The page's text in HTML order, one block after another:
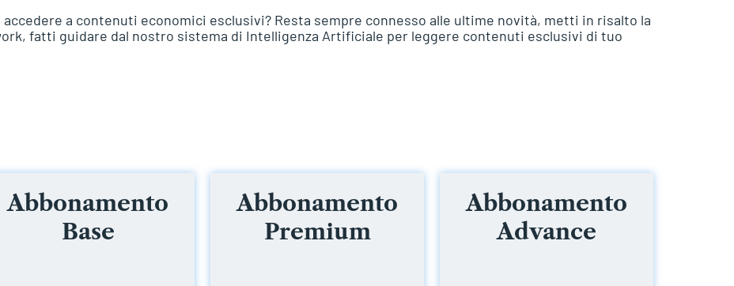
a contenuti economici esclusivi? Resta sempre connesso alle ultime novità, metti in risalto la
fatti guidare dal nostro sistema di Intelligenza Artificiale per leggere contenuti esclusivi di tuo
Abbonamento
Base
Abbonamento
Premium
Abbonamento
Advance